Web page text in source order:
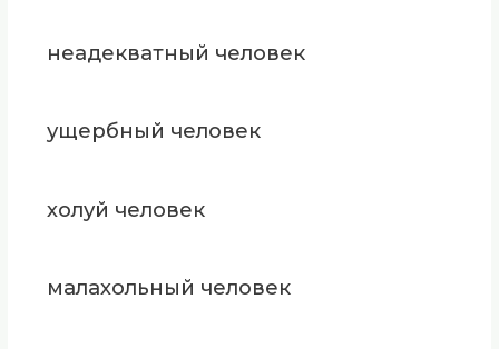
неадекватный человек
ущербный человек
холуй человек
малахольный человек